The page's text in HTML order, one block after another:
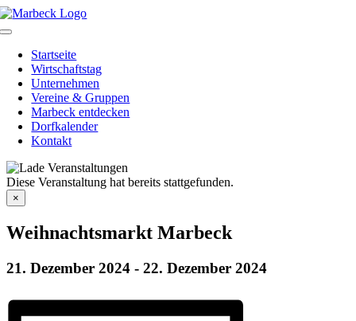
Skip
to
Toggle
NavigationStartseite
Wirtschaftstag
Unternehmen
Vereine & Gruppen
Marbeck entdecken
Dorfkalender
Kontakt
Diese Veranstaltung hat bereits stattgefunden.
×
Weihnachtsmarkt Marbeck
21. Dezember 2024 - 22. Dezember 2024